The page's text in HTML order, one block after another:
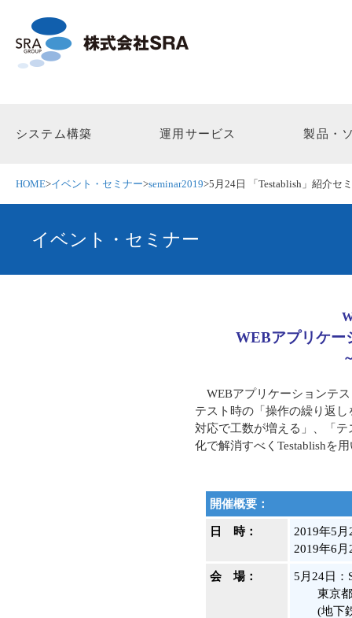
システム構築 運用サービス 製品・
HOME>イベント・セミナー>seminar2019>5月24日 「Testablish」紹介セ
イベント・セミナー
WEBアプリケー
WEBアプリケーションテス
テスト時の「操作の繰り返
対応で工数が増える」、「
化で解消すべくTestablishを
開催概要：
日 時：
2019年5
2019年6
会 場：
5月24日：
東京都
(地下鉄